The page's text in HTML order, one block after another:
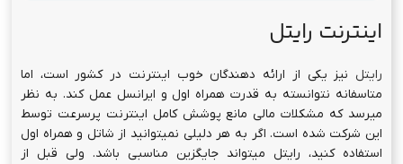
اینترنت رایتل
رایتل نیز یکی از ارائه دهندگان خوب اینترنت در کشور است، اما
متاسفانه نتوانسته به قدرت همراه اول و ایرانسل عمل کند. به نظر
میرسد که مشکلات مالی مانع پوشش کامل اینترنت پرسرعت توسط
این شرکت شده است. اگر به هر دلیلی نمیتوانید از شاتل و همراه اول
استفاده کنید، رایتل میتواند جایگزین مناسبی باشد. ولی قبل از